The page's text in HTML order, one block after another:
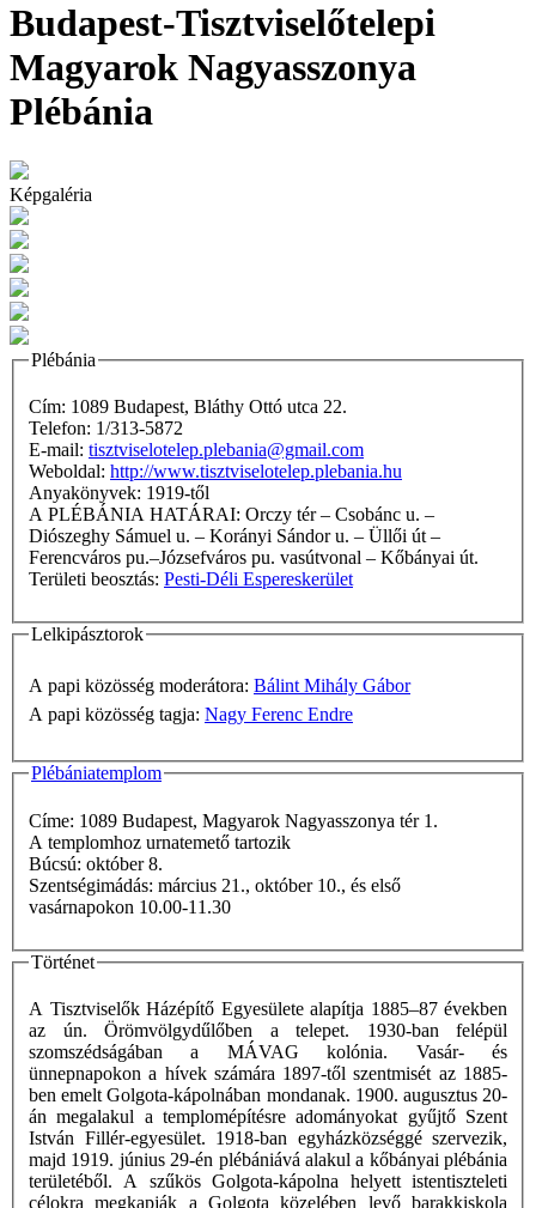
Budapest-Tisztviselőtelepi
Magyarok Nagyasszonya
Plébánia
Képgaléria
Plébánia
Cím: 1089 Budapest, Bláthy Ottó utca 22.
Telefon: 1/313-5872
E-mail: tisztviselotelep.plebania@gmail.com
Weboldal: http://www.tisztviselotelep.plebania.hu
Anyakönyvek: 1919-től
A PLÉBÁNIA HATÁRAI: Orczy tér – Csobánc u. –
Diószeghy Sámuel u. – Korányi Sándor u. – Üllői út –
Ferencváros pu.–Józsefváros pu. vasútvonal – Kőbányai út.
Területi beosztás: Pesti-Déli Espereskerület
Lelkipásztorok
A papi közösség moderátora: Bálint Mihály Gábor
A papi közösség tagja: Nagy Ferenc Endre
Plébániatemplom
Címe: 1089 Budapest, Magyarok Nagyasszonya tér 1.
A templomhoz urnatemető tartozik
Búcsú: október 8.
Szentségimádás: március 21., október 10., és első
vasárnapokon 10.00-11.30
Történet
A Tisztviselők Házépítő Egyesülete alapítja 1885–87 években
az ún. Örömvölgydűlőben a telepet. 1930-ban felépül
szomszédságában a MÁVAG kolónia. Vasár- és
ünnepnapokon a hívek számára 1897-től szentmisét az 1885-
ben emelt Golgota-kápolnában mondanak. 1900. augusztus 20-
án megalakul a templomépítésre adományokat gyűjtő Szent
István Fillér-egyesület. 1918-ban egyházközséggé szervezik,
majd 1919. június 29-én plébániává alakul a kőbányai plébánia
területéből. A szűkös Golgota-kápolna helyett istentiszteleti
célokra megkapják a Golgota közelében levő barakkiskola